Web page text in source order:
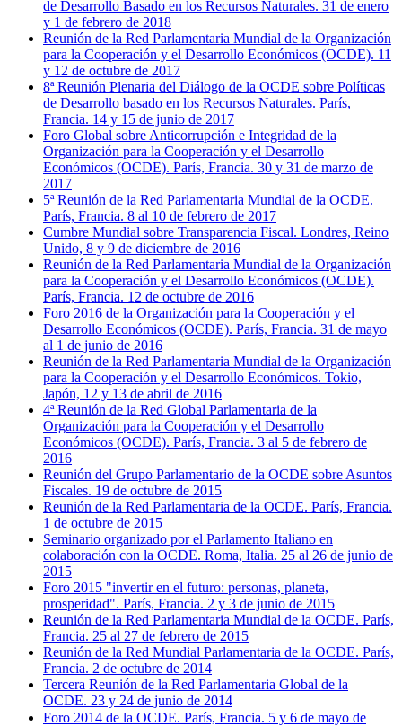
de Desarrollo Basado en los Recursos Naturales. 31 de enero
y 1 de febrero de 2018
Reunión de la Red Parlamentaria Mundial de la Organización
para la Cooperación y el Desarrollo Económicos (OCDE). 11
y 12 de octubre de 2017
8ª Reunión Plenaria del Diálogo de la OCDE sobre Políticas
de Desarrollo basado en los Recursos Naturales. París,
Francia. 14 y 15 de junio de 2017
Foro Global sobre Anticorrupción e Integridad de la
Organización para la Cooperación y el Desarrollo
Económicos (OCDE). París, Francia. 30 y 31 de marzo de
2017
5ª Reunión de la Red Parlamentaria Mundial de la OCDE.
París, Francia. 8 al 10 de febrero de 2017
Cumbre Mundial sobre Transparencia Fiscal. Londres, Reino
Unido, 8 y 9 de diciembre de 2016
Reunión de la Red Parlamentaria Mundial de la Organización
para la Cooperación y el Desarrollo Económicos (OCDE).
París, Francia. 12 de octubre de 2016
Foro 2016 de la Organización para la Cooperación y el
Desarrollo Económicos (OCDE). París, Francia. 31 de mayo
al 1 de junio de 2016
Reunión de la Red Parlamentaria Mundial de la Organización
para la Cooperación y el Desarrollo Económicos. Tokio,
Japón, 12 y 13 de abril de 2016
4ª Reunión de la Red Global Parlamentaria de la
Organización para la Cooperación y el Desarrollo
Económicos (OCDE). París, Francia. 3 al 5 de febrero de
2016
Reunión del Grupo Parlamentario de la OCDE sobre Asuntos
Fiscales. 19 de octubre de 2015
Reunión de la Red Parlamentaria de la OCDE. París, Francia.
1 de octubre de 2015
Seminario organizado por el Parlamento Italiano en
colaboración con la OCDE. Roma, Italia. 25 al 26 de junio de
2015
Foro 2015 "invertir en el futuro: personas, planeta,
prosperidad". París, Francia. 2 y 3 de junio de 2015
Reunión de la Red Parlamentaria Mundial de la OCDE. París,
Francia. 25 al 27 de febrero de 2015
Reunión de la Red Mundial Parlamentaria de la OCDE. París,
Francia. 2 de octubre de 2014
Tercera Reunión de la Red Parlamentaria Global de la
OCDE. 23 y 24 de junio de 2014
Foro 2014 de la OCDE. París, Francia. 5 y 6 de mayo de